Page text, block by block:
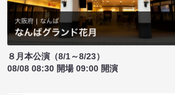
８月本公演（8/1～8/23）
08/08 08:30 開場 09:00 開演